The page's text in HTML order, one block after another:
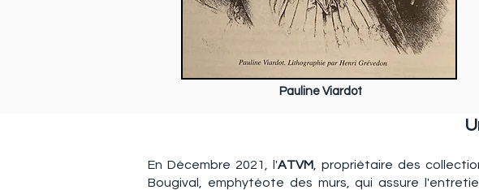
Pauline Viardot
En Décembre 2021, l'ATVM , propriétaire des
Bougival, emphytéote des murs, qui assure